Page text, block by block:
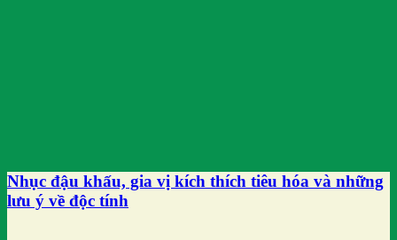
Nhục đậu khấu, gia vị kích thích tiêu hóa và những
lưu ý về độc tính